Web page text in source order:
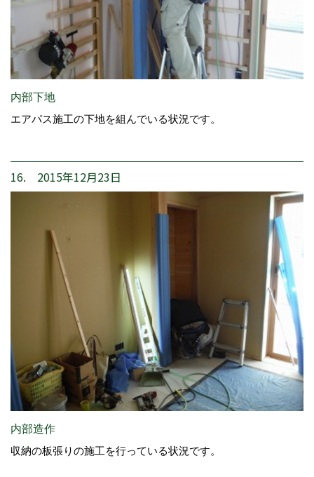
内部下地
エアパス施工の下地を組んでいる状況です。
16. 2015年12月23日
内部造作
収納の板張りの施工を行っている状況です。